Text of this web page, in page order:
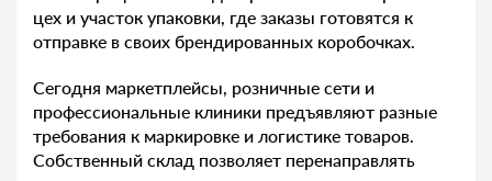
цех и участок упаковки, где заказы готовятся к
отправке в своих брендированных коробочках.
Сегодня маркетплейсы, розничные сети и
профессиональные клиники предъявляют разные
требования к маркировке и логистике товаров.
Собственный склад позволяет перенаправлять